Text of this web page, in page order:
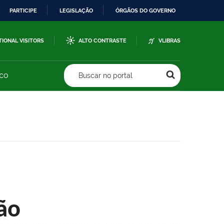
PARTICIPE LEGISLAÇÃO ÓRGÃOS DO GOVERNO
VISITORS ALTO CONTRASTE VLIBRAS
Buscar no portal